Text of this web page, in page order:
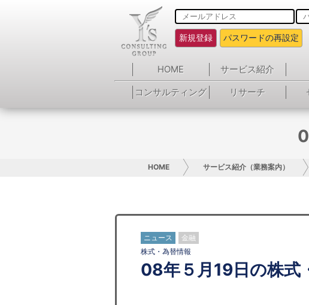
新規登録 パスワードの再設定
HOME サービス紹介
コンサルティング
リサーチ
HOME サービス紹介（業務案内）
ニュース 金融
株式・為替情報
08年５月19日の株式